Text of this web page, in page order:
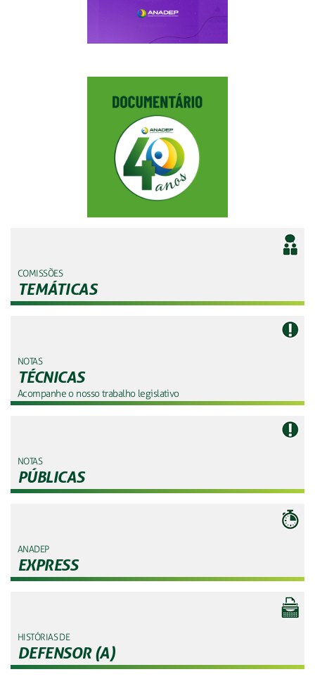
COMISSÕES
TEMÁTICAS
NOTAS
TÉCNICAS
Acompanhe o nosso trabalho legislativo
NOTAS
PÚBLICAS
ANADEP
EXPRESS
HISTÓRIAS DE
DEFENSOR (A)